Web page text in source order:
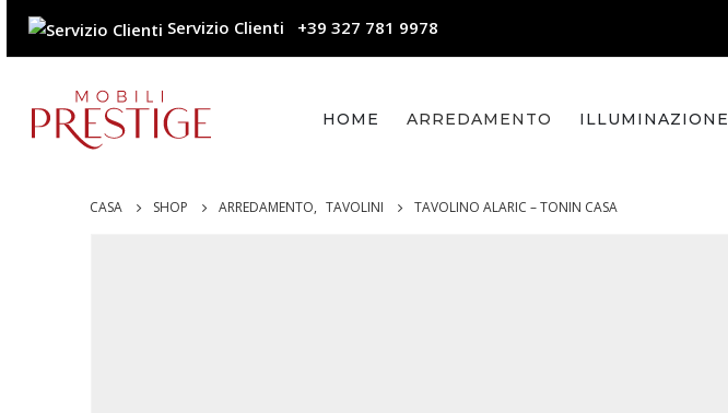
Servizio Clienti +39 327 781 9978
HOME ARREDAMENTO ILLUMINAZIONE
CASA SHOP ARREDAMENTO, TAVOLINI TAVOLINO ALARIC – TONIN CASA